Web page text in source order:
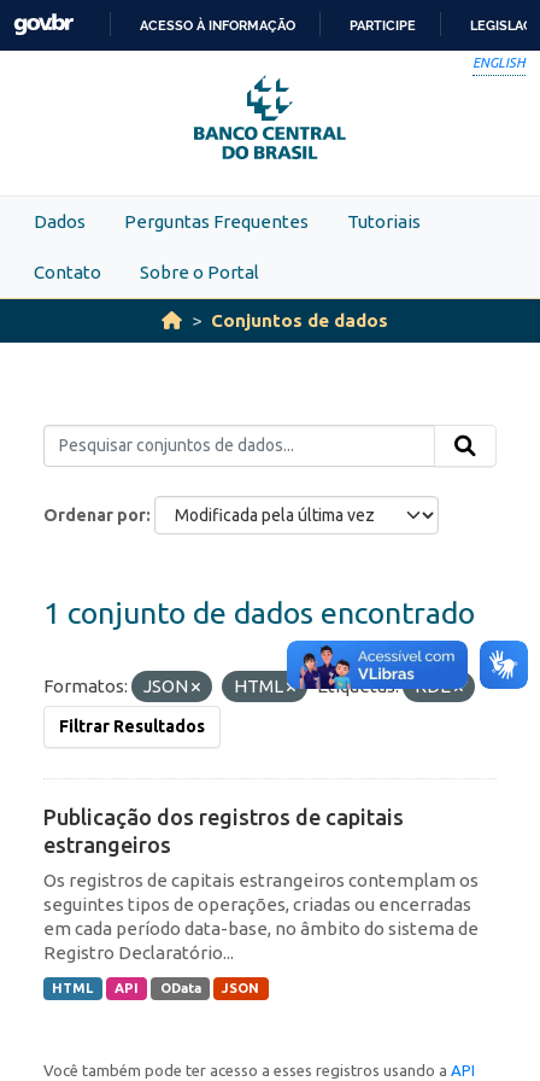
Skip to main content
PARA
O
CONTEÚDO
ACESSO À INFORMAÇÃO PARTICIPE
ENGLISH
Dados Perguntas Frequentes Tutoriais
Contato Sobre o Portal
Conjuntos de dados
Ordenar por
1 conjunto de dados encontrado
Formatos: JSON HTML Etiquetas: RDE
Filtrar Resultados
Publicação dos registros de capitais
estrangeiros
Os registros de capitais estrangeiros contemplam os
seguintes tipos de operações, criadas ou encerradas
em cada período data-base, no âmbito do sistema de
Registro Declaratório...
HTML API OData JSON
Você também pode ter acesso a esses registros usando a API